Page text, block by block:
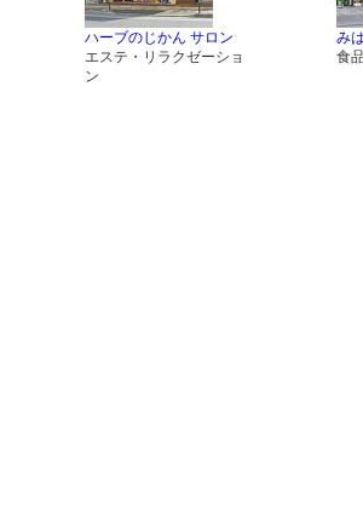
ハーブのじかん サロン
エステ・リラクゼーショ
ン
み
食